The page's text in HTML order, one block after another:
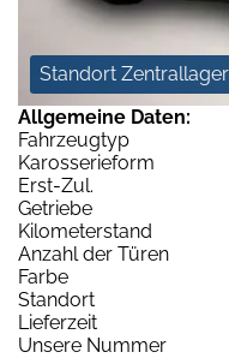
Standort Zentrallager
Allgemeine Daten:
Fahrzeugtyp
Karosserieform
Erst-Zul.
Getriebe
Kilometerstand
Anzahl der Türen
Farbe
Standort
Lieferzeit
Unsere Nummer